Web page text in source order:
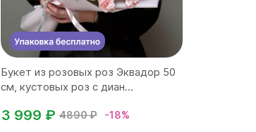
Букет из розовых роз Эквадор 50
см, кустовых роз с диан...
4890 ₽ -18%
3 999 ₽